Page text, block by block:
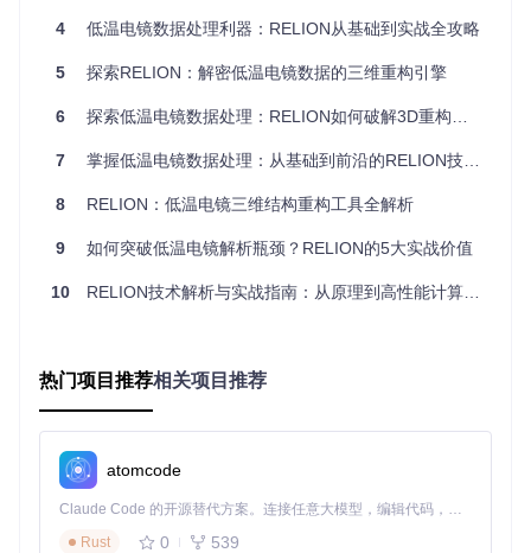
其适合处理分辨率在2-4Å的单粒子冷冻电镜数据。对于低于3
策略使用。
解构RELION：从算法原理到架构解析
核心算法框架解析
RELION的算法核心基于正则化最大似然估计（Regularized M
杂环境中识别目标信号：通过构建概率模型描述观测数据与真
软件架构的模块化设计
RELION采用层次化的模块化架构，主要包含以下核心组件：
src/
├── acc/           # 异构计算加速模块
│   ├── cpu/       # CPU优化实现 [适合小规模数据测试]
4 低温电镜数据处理利器：RELION从基础到实战全攻略
5 探索RELION：解密低温电镜数据的三维重构引擎
6 探索低温电镜数据处理：RELION如何破解3D重构的技术密码
7 掌握低温电镜数据处理：从基础到前沿的RELION技术全攻略
8 RELION：低温电镜三维结构重构工具全解析
9 如何突破低温电镜解析瓶颈？RELION的5大实战价值
10 RELION技术解析与实战指南：从原理到高性能计算的完整路径
热门项目推荐相关项目推荐
atomcode
Claude Code 的开源替代方案。连接任意大模型，编辑代码，运行命令，自动验证 — 全自动执行。用 Rust 构建，极致性能。 ｜ An open-source alternative to Claude Code. Connect any LLM, edit code, run commands, and verify changes — autonomously. Built in Rust for speed. Get Started
Rust
0 539